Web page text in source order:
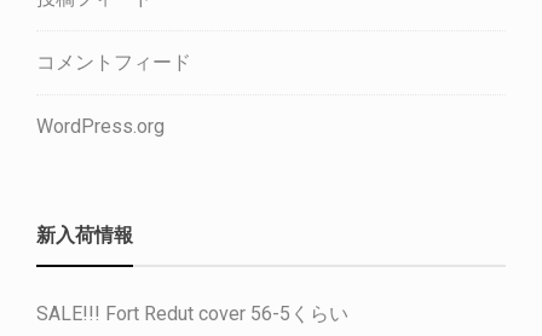
コメントフィード
WordPress.org
新入荷情報
SALE!!! Fort Redut cover 56-5くらい